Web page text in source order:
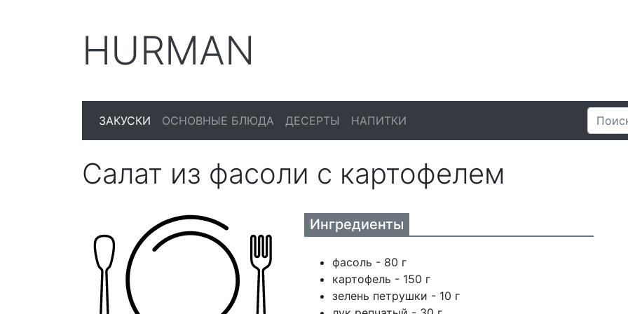
HURMAN
ЗАКУСКИ ОСНОВНЫЕ БЛЮДА ДЕСЕРТЫ НАПИТКИ
Салат из фасоли с картофелем
Ингредиенты
фасоль - 80 г
картофель - 150 г
зелень петрушки - 10 г